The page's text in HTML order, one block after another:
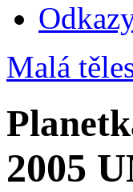
Malá
2005